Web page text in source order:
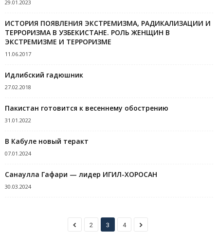
29.01.2023
ИСТОРИЯ ПОЯВЛЕНИЯ ЭКСТРЕМИЗМА, РАДИКАЛИЗАЦИИ И
ТЕРРОРИЗМА В УЗБЕКИСТАНЕ. РОЛЬ ЖЕНЩИН В
ЭКСТРЕМИЗМЕ И ТЕРРОРИЗМЕ
11.06.2017
Идлибский гадюшник
27.02.2018
Пакистан готовится к весеннему обострению
31.01.2022
В Кабуле новый теракт
07.01.2024
Санаулла Гафари — лидер ИГИЛ-ХОРОСАН
30.03.2024
2 3 4